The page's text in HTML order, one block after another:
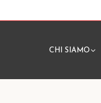
CHI SIAMO